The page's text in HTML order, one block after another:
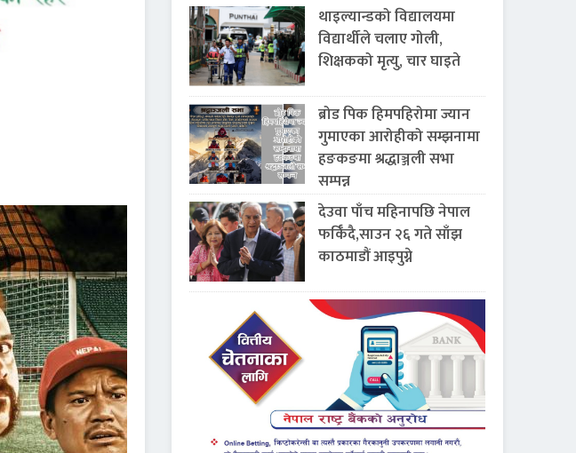
थाइल्यान्डको विद्यालयमा
विद्यार्थीले चलाए गोली,
शिक्षकको मृत्यु, चार घाइते
ब्रोड पिक हिमपहिरोमा ज्यान
गुमाएका आरोहीको सम्झनामा
हङकङमा श्रद्धाञ्जली सभा
सम्पन्न
देउवा पाँच महिनापछि नेपाल
फर्किँदै,साउन २६ गते साँझ
काठमाडौं आइपुग्ने